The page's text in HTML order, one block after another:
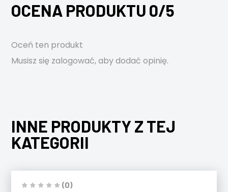
OCENA PRODUKTU 0/5
Oceń ten produkt
Musisz się zalogować, aby dodać opinię.
INNE PRODUKTY Z TEJ
KATEGORII
(0)